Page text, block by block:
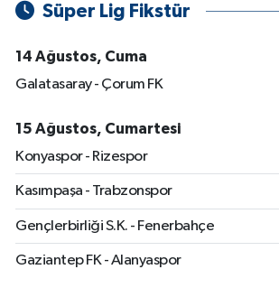
Süper Lig Fikstür
14 Ağustos, Cuma
Galatasaray - Çorum FK
15 Ağustos, Cumartesi
Konyaspor - Rizespor
Kasımpaşa - Trabzonspor
Gençlerbirliği S.K. - Fenerbahçe
Gaziantep FK - Alanyaspor